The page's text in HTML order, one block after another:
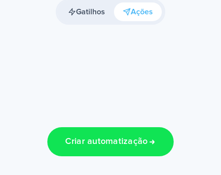
Gatilhos Ações
Criar automatização